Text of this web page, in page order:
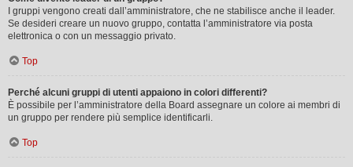
I gruppi vengono creati dall’amministratore, che ne stabilisce anche il leader.
Se desideri creare un nuovo gruppo, contatta l’amministratore via posta
elettronica o con un messaggio privato.
Top
Perché alcuni gruppi di utenti appaiono in colori differenti?
È possibile per l’amministratore della Board assegnare un colore ai membri di
un gruppo per rendere più semplice identificarli.
Top